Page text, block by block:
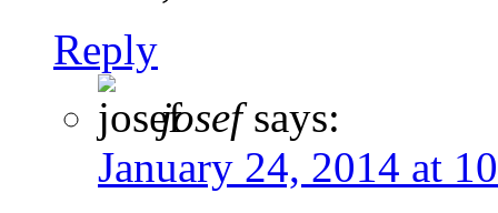
Reply
josef says:
January 24, 2014 at